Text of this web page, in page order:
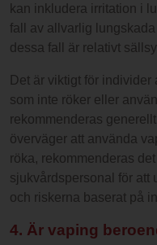
kan inkludera irritation i
fall av allvarlig
dessa fall är relativt
Det är viktigt för individer
som inte röker eller
rekommenderas
överväger att använda
röka, rekommenderas
sjukvårdspersonal för att
och riskerna baserat på
4. Är vaping